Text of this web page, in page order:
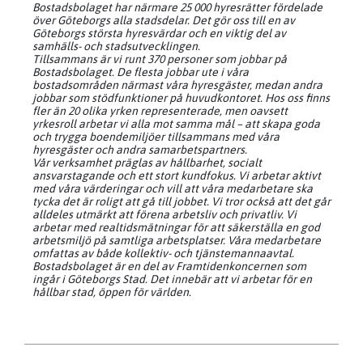
Bostadsbolaget har närmare 25 000 hyresrätter fördelade
över Göteborgs alla stadsdelar. Det gör oss till en av
Göteborgs största hyresvärdar och en viktig del av
samhälls- och stadsutvecklingen.
Tillsammans är vi runt 370 personer som jobbar på
Bostadsbolaget. De flesta jobbar ute i våra
bostadsområden närmast våra hyresgäster, medan andra
jobbar som stödfunktioner på huvudkontoret. Hos oss finns
fler än 20 olika yrken representerade, men oavsett
yrkesroll arbetar vi alla mot samma mål – att skapa goda
och trygga boendemiljöer tillsammans med våra
hyresgäster och andra samarbetspartners.
Vår verksamhet präglas av hållbarhet, socialt
ansvarstagande och ett stort kundfokus. Vi arbetar aktivt
med våra värderingar och vill att våra medarbetare ska
tycka det är roligt att gå till jobbet. Vi tror också att det går
alldeles utmärkt att förena arbetsliv och privatliv. Vi
arbetar med realtidsmätningar för att säkerställa en god
arbetsmiljö på samtliga arbetsplatser. Våra medarbetare
omfattas av både kollektiv- och tjänstemannaavtal.
Bostadsbolaget är en del av Framtidenkoncernen som
ingår i Göteborgs Stad. Det innebär att vi arbetar för en
hållbar stad, öppen för världen.